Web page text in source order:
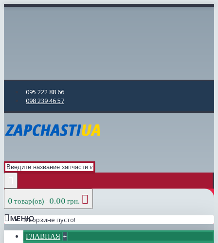
095 222 88 66
098 239 46 57
0 товар(ов) - 0.00 грн.
В корзине пусто!
МЕНЮ
ГЛАВНАЯ +